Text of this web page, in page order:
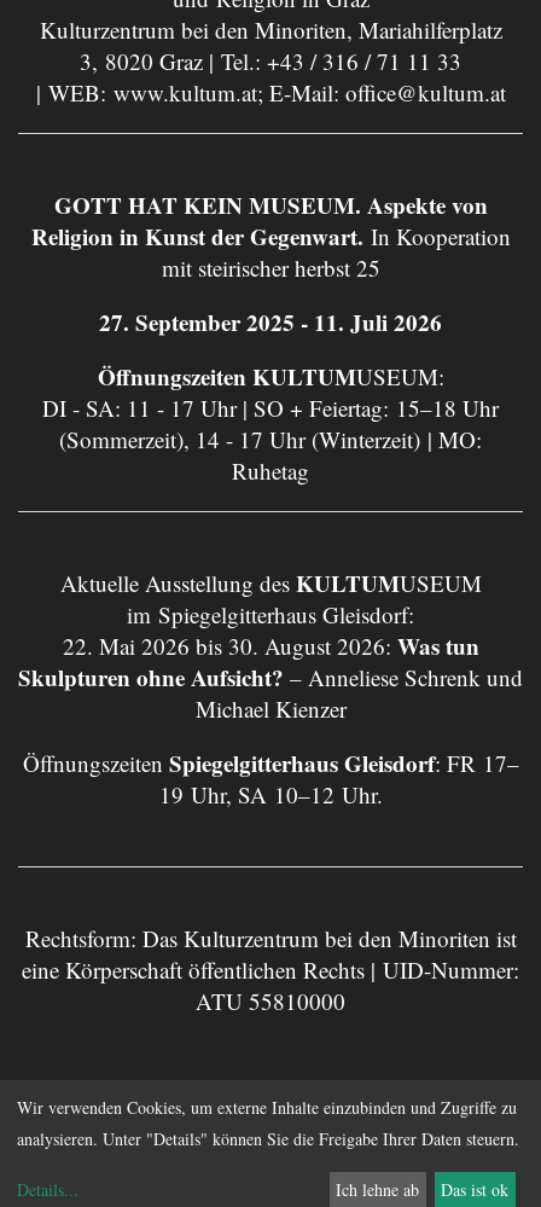
Kulturzentrum bei den Minoriten, Mariahilferplatz
3, 8020 Graz | Tel.: +43 / 316 / 71 11 33
| WEB: www.kultum.at; E-Mail: office@kultum.at
GOTT HAT KEIN MUSEUM. Aspekte von
Religion in Kunst der Gegenwart. In Kooperation
mit steirischer herbst 25
27. September 2025 - 11. Juli 2026
Öffnungszeiten KULTUMUSEUM:
DI - SA: 11 - 17 Uhr | SO + Feiertag: 15–18 Uhr
(Sommerzeit), 14 - 17 Uhr (Winterzeit) | MO:
Ruhetag
Aktuelle Ausstellung des KULTUMUSEUM
im Spiegelgitterhaus Gleisdorf:
22. Mai 2026 bis 30. August 2026: Was tun
Skulpturen ohne Aufsicht? – Anneliese Schrenk und
Michael Kienzer
Öffnungszeiten Spiegelgitterhaus Gleisdorf: FR 17–
19 Uhr, SA 10–12 Uhr.
Rechtsform: Das Kulturzentrum bei den Minoriten ist
eine Körperschaft öffentlichen Rechts | UID-Nummer:
ATU 55810000
Impressum Datenschutz
Wir verwenden Cookies, um externe Inhalte einzubinden und Zugriffe zu
analysieren. Unter "Details" können Sie die Freigabe Ihrer Daten steuern.
Details... Ich lehne ab Das ist ok